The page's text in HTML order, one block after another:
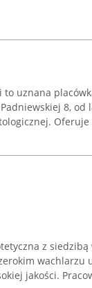
uznana
8, od
Oferuje
z
wachlarzu
jakości.